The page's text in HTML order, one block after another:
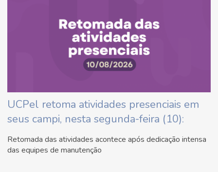
UCPel retoma atividades presenciais em
seus campi, nesta segunda-feira (10):
Retomada das atividades acontece após dedicação intensa
das equipes de manutenção